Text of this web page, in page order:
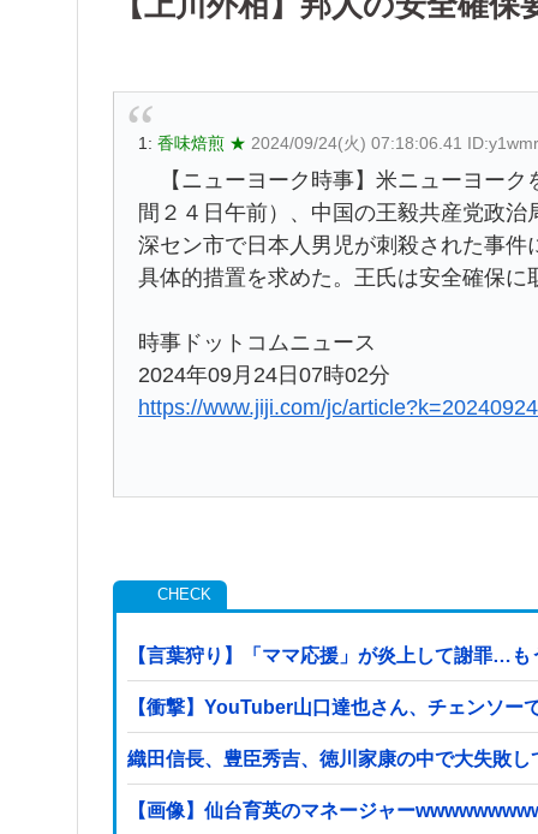
1: 香味焙煎 ★ 2024/09/24(火) 07:18:06.41
【ニューヨーク時事】米ニューヨーク
間２４日午前）、中国の王毅共産党政
深セン市で日本人男児が刺殺された事
具体的措置を求めた。王氏は安全確保
時事ドットコムニュース
2024年09月24日07時02分
https://www.jiji.com/jc/
【言葉狩り】「ママ応援」が炎上して謝罪…も
【衝撃】YouTuber山口達也さん、チェンソ
織田信長、豊臣秀吉、徳川家康の中で大失敗
【画像】仙台育英のマネージャー